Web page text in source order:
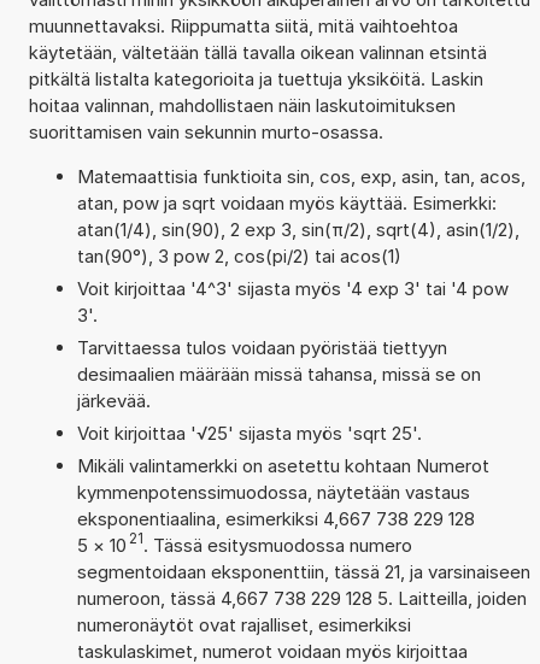
muunnettavaksi. Riippumatta siitä, mitä vaihtoehtoa
käytetään, vältetään tällä tavalla oikean valinnan etsintä
pitkältä listalta kategorioita ja tuettuja yksiköitä. Laskin
hoitaa valinnan, mahdollistaen näin laskutoimituksen
suorittamisen vain sekunnin murto-osassa.
Matemaattisia funktioita sin, cos, exp, asin, tan, acos,
atan, pow ja sqrt voidaan myös käyttää. Esimerkki:
atan(1/4), sin(90), 2 exp 3, sin(π/2), sqrt(4), asin(1/2),
tan(90°), 3 pow 2, cos(pi/2) tai acos(1)
Voit kirjoittaa '4^3' sijasta myös '4 exp 3' tai '4 pow
3'.
Tarvittaessa tulos voidaan pyöristää tiettyyn
desimaalien määrään missä tahansa, missä se on
järkevää.
Voit kirjoittaa '√25' sijasta myös 'sqrt 25'.
Mikäli valintamerkki on asetettu kohtaan Numerot
kymmenpotenssimuodossa, näytetään vastaus
eksponentiaalina, esimerkiksi 4,667 738 229 128
5 × 10 21. Tässä esitysmuodossa numero
segmentoidaan eksponenttiin, tässä 21, ja varsinaiseen
numeroon, tässä 4,667 738 229 128 5. Laitteilla, joiden
numeronäytöt ovat rajalliset, esimerkiksi
taskulaskimet, numerot voidaan myös kirjoittaa